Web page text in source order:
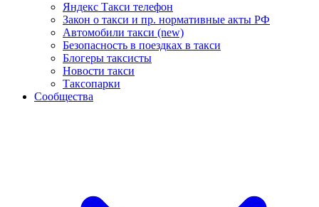
Яндекс Такси телефон
Закон о такси и пр. нормативные акты РФ
Автомобили такси (new)
Безопасность в поездках в такси
Блогеры таксисты
Новости такси
Таксопарки
Сообщества